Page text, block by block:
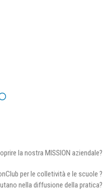
la nostra MISSION aziendale?
per le colletività e le scuole ?
nella diffusione della pratica?